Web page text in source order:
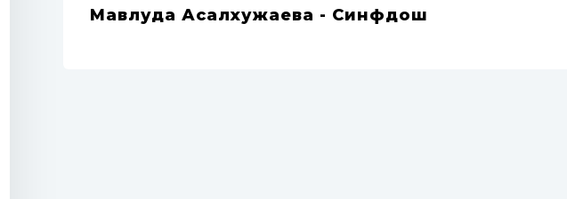
Мавлуда Асалхужаева - Синфдош